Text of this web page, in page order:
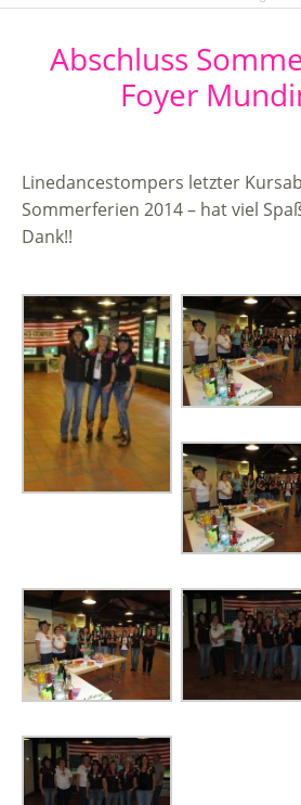
Abschluss
Foyer
Linedancestompers letzter
Sommerferien 2014 – hat viel
Dank!!